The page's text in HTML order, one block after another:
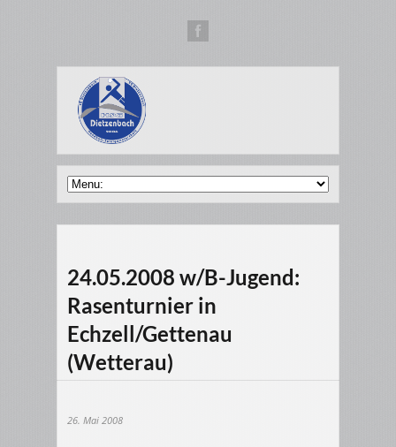
24.05.2008 w/B-Jugend:
Rasenturnier in
Echzell/Gettenau
(Wetterau)
26. Mai 2008